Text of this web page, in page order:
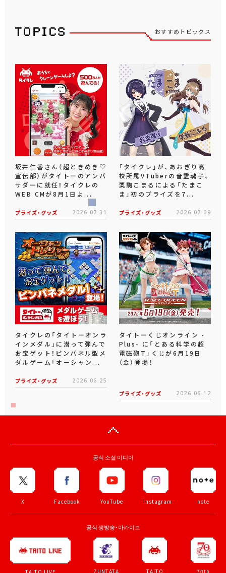
おすすめトピックス
坂井仁香さん（超ときめき♡
宣伝部）がタイトーのアンバ
サダーに就任！タイクレの
WEB CMが8月1日よ...
プライズ・グッズ 2026.07.31
「タイクレ」が、あおぎり高
校所属VTuberの音霊魂子、
栗駒こまるによる「たまこ
ま」初のプライズを7...
プライズ・グッズ 2026.07.09
タイクレの「タイトーオンラ
インメダル」に潜って弾んで
お宝ゲット！ピンパネル型メ
ダルゲーム「オーシャン...
プライズ・グッズ 2026.06.25
タイトーくじオンライン -
Plus- に「とある科学の超
電磁砲T」くじが6月19日
（金）登場！
プライズ・グッズ 2026.06.12
공식 소셜 미디어
X Facebook YouTube Instagram note
공식 생방송・아카이브
ZUNTATA TAITO 70th